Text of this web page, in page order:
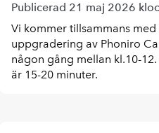
Publicerad 21 maj 2026
Vi kommer tillsammans
uppgradering av Phoniro
någon gång mellan kl.10-
är 15-20 minuter.